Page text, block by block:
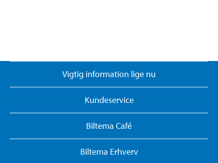
Vigtig information lige nu
Kundeservice
Biltema Café
Biltema Erhverv